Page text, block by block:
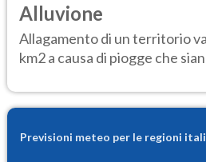
Alluvione
Allagamento di un territorio
km2 a causa di piogge che
Previsioni meteo per le regioni